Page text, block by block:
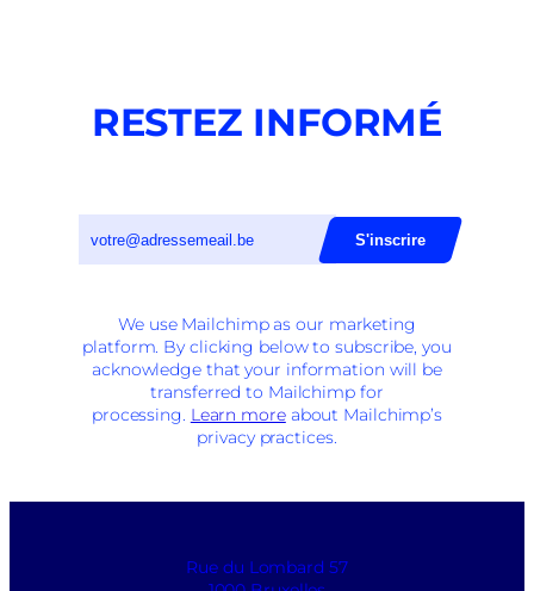
les
travaux
les
révélations
s’accumulent
RESTEZ INFORMÉ
We use Mailchimp as our marketing
platform. By clicking below to subscribe, you
acknowledge that your information will be
transferred to Mailchimp for
processing. Learn moreabout Mailchimp’s
privacy practices.
Rue du Lombard 57